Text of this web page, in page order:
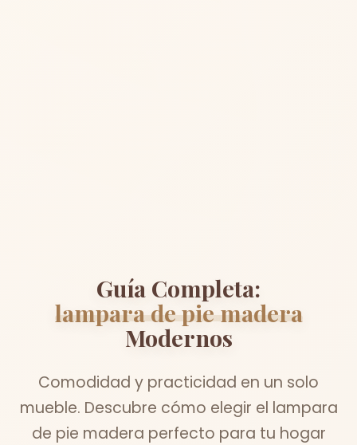
Guía Completa:
lampara de pie madera
Modernos
Comodidad y practicidad en un solo
mueble. Descubre cómo elegir el lampara
de pie madera perfecto para tu hogar